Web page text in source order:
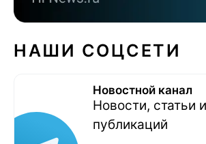
НАШИ СОЦСЕТИ
Новостной канал
Новости, статьи
публикаций